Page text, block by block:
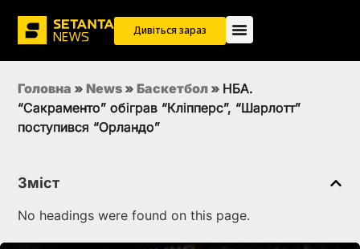
Дивіться зараз
Головна » News » Баскетбол » НБА.
“Сакраменто” обіграв “Кліпперс”, “Шарлотт”
поступився “Орландо”
Зміст
No headings were found on this page.